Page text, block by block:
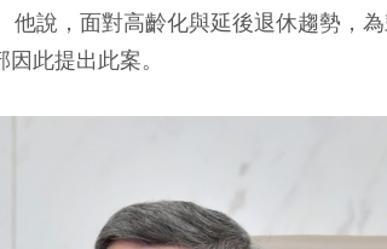
他說，面對高齡化與延後退休趨勢，
此提出此案。